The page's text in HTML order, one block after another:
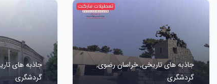
جاذبه های تاریخی,خراسان رضوی,
گردشگری
جاذبه های
گردشگری